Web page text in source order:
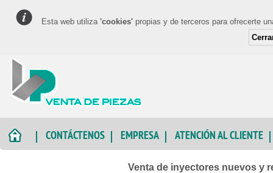
Esta web utiliza 'cookies' propias y de terceros para ofrecerte
CONTÁCTENOS EMPRESA ATENCIÓN AL CLIENTE
Venta de inyectores nuevos y